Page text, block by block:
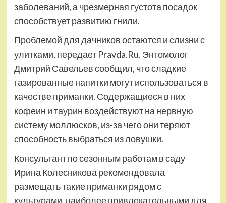
заболеваний, а чрезмерная густота посадок
способствует развитию гнили.
Проблемой для дачников остаются и слизни с
улитками, передает Pravda.Ru. Энтомолог
Дмитрий Савельев сообщил, что сладкие
газированные напитки могут использоваться в
качестве приманки. Содержащиеся в них
кофеин и таурин воздействуют на нервную
систему моллюсков, из-за чего они теряют
способность выбраться из ловушки.
Консультант по сезонным работам в саду
Ирина Колесникова рекомендовала
размещать такие приманки рядом с
культурами, наиболее привлекательными для